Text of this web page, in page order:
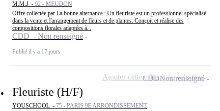
M.M.J - 92 - MEUDON
Offre collectée par La bonne alternance : Un fleuriste est un professionnel spécialisé
dans la vente et l'arrangement de fleurs et de plantes. Conçoit et réalise des
compositions florales adaptées à...
CDD - Non renseigné
Publié il y a 17 jours
Fleuriste (H/F)
YOUSCHOOL - 75 - PARIS 9E ARRONDISSEMENT
CDDNon renseigné
Ajouter cette offre à ma sélection